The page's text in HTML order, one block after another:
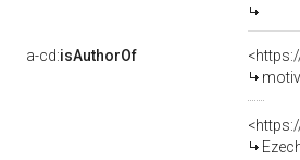
a-cd:isAuthorOf